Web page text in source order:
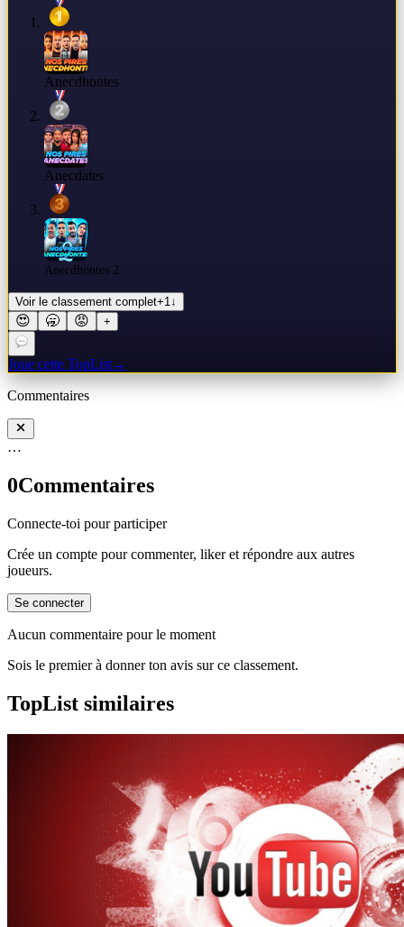
Anecdhontes
Anecdates
Anecdhontes 2
Voir le classement complet+1 ↓
😍 🥱 😡 +
Joue cette TopList→
Commentaires
…
0Commentaires
Connecte-toi pour participer
Crée un compte pour commenter, liker et répondre aux autres
joueurs.
Se connecter
Aucun commentaire pour le moment
Sois le premier à donner ton avis sur ce classement.
TopList similaires